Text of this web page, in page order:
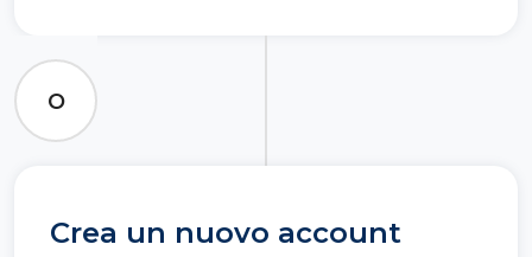
O
Crea un nuovo account